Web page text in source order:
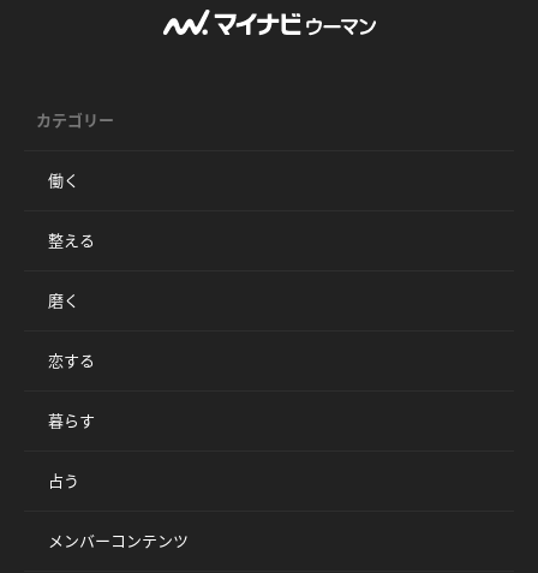
カテゴリー
働く
整える
磨く
恋する
暮らす
占う
メンバーコンテンツ